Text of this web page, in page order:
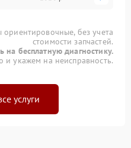
без учета
стоимости запчастей.
на бесплатную диагностику.
укажем на неисправность.
услуги